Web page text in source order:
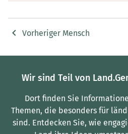
Vorheriger Mensch
Wir sind Teil von
Dort finden Sie
Themen, die besonders für
sind. Entdecken Sie, wie